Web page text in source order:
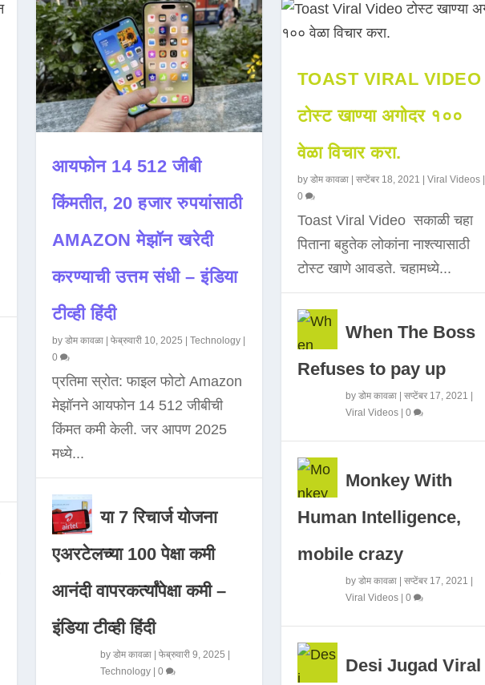
आयफोन 14 512 जीबी
किंमतीत, 20 हजार रुपयांसाठी
AMAZON मेझॉन खरेदी
करण्याची उत्तम संधी – इंडिया
टीव्ही हिंदी
by डोम कावळा| फेब्रुवारी 10, 2025 Technology|
0
प्रतिमा स्रोत: फाइल फोटो Amazon
मेझॉनने आयफोन 14 512 जीबीची
किंमत कमी केली. जर आपण 2025
मध्ये...
या 7 रिचार्ज योजना
एअरटेलच्या 100 पेक्षा कमी
आनंदी वापरकर्त्यांपेक्षा कमी –
इंडिया टीव्ही हिंदी
by डोम कावळा| फेब्रुवारी 9, 2025
Technology| 0
TOAST VIRAL VIDEO
टोस्ट खाण्या अगोदर १००
वेळा विचार करा.
by डोम कावळा| सप्टेंबर 18, 2021 | Viral Videos|
0
Toast Viral Video सकाळी चहा
पिताना बहुतेक लोकांना नाश्त्यासाठी
टोस्ट खाणे आवडते. चहामध्ये...
When The Boss
Refuses to pay up
by डोम कावळा| सप्टेंबर 17, 2021 |
Viral Videos| 0
Monkey With
Human Intelligence,
mobile crazy
by डोम कावळा| सप्टेंबर 17, 2021 |
Viral Videos| 0
Desi Jugad Viral